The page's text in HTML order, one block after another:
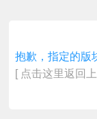
抱歉，指定的版
[ 点击这里返回